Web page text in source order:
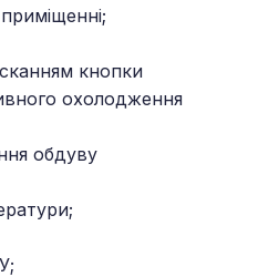
кнопки
охолодження
обдуву